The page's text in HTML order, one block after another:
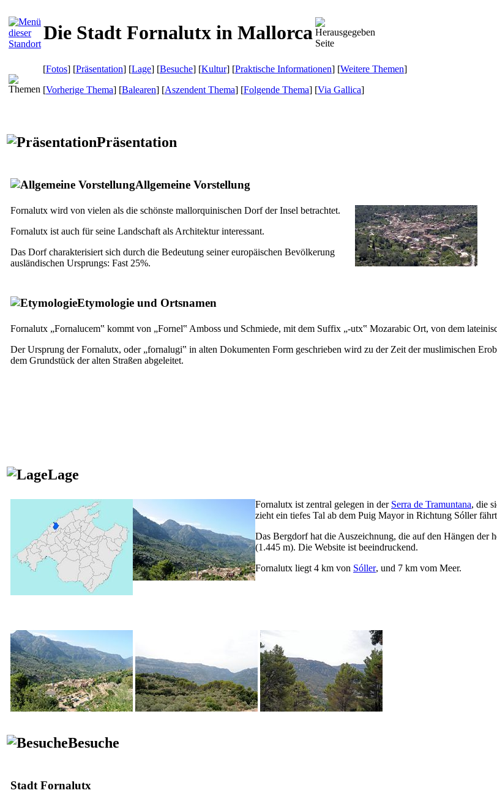
Die Stadt Fornalutx in Mallorca
[Fotos] [Präsentation] [Lage] [Besuche] [Kultur] [Praktische Informationen] [Weitere Themen]
[Vorherige Thema] [Balearen] [Aszendent Thema] [Folgende Thema] [Via Gallica]
Präsentation
Allgemeine Vorstellung
Fornalutx wird von vielen als die schönste mallorquinischen Dorf der Insel betrachtet.
Fornalutx ist auch für seine Landschaft als Architektur interessant.
Das Dorf charakterisiert sich durch die Bedeutung seiner europäischen Bevölkerung
ausländischen Ursprungs: Fast 25%.
Etymologie und Ortsnamen
Fornalutx „Fornalucem‟ kommt von „Fornel‟ Amboss und Schmiede, mit dem Suffix „-utx‟ Mozarabic Ort, von dem
Der Ursprung derFornalutx, oder „fornalugi‟ in alten Dokumenten Form geschrieben wird zu der Zeit der muslimischen
dem Grundstück der alten Straßen abgeleitet.
Lage
Fornalutx ist zentral gelegen in der Serra de Tramuntana, die
zieht ein tiefes Tal ab dem Puig Mayorin Richtung Sóller
Das Bergdorf hat die Auszeichnung, die auf den Hängen der
(1.445 m). Die Website ist beeindruckend.
Fornalutx liegt 4 km von Sóller, und 7 km vom Meer.
Besuche
Stadt Fornalutx